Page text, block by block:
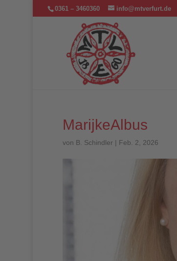
0361 – 3460360 info@mtverfurt.de
MarijkeAlbus
von B. Schindler | Feb. 2, 2026